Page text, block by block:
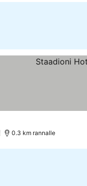
0.3 km rannalle